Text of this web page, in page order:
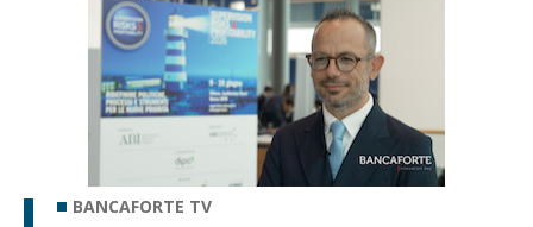
BANCAFORTE TV